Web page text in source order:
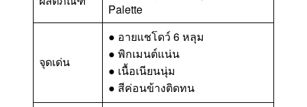
Palette
จุดเด่น
● อายแชโดว์ 6 หลุม
● พิกเมนต์แน่น
● เนื้อเนียนนุ่ม
● สีค่อนข้างติดทน